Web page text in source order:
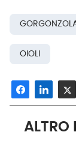
OIOLI
ALTRO